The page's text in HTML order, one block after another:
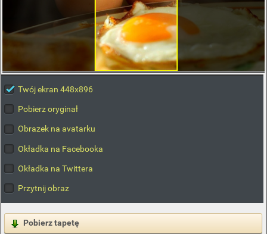
Twój ekran 448x896
Pobierz oryginał
Obrazek na avatarku
Okładka na Facebooka
Okładka na Twittera
Przytnij obraz
Pobierz tapetę